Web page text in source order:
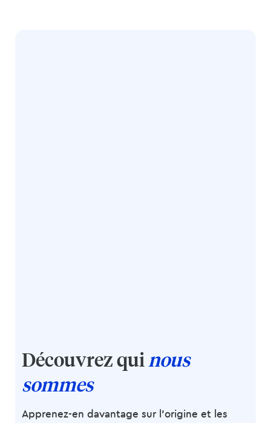
Découvrez qui nous
sommes
Apprenez-en davantage sur l’origine et les